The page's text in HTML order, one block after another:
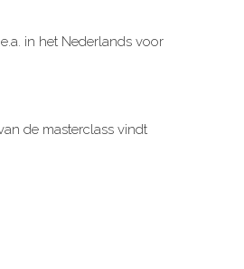
in het Nederlands voor
de masterclass vindt